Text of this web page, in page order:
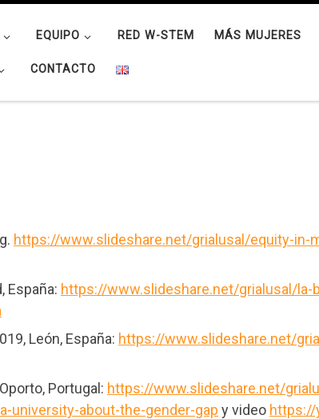
EQUIPO RED W-STEM MÁS MUJERES
CONTACTO
https://www.slideshare.net/grialusal/equity-in-
España: https://www.slideshare.net/grialusal/
León, España: https://www.slideshare.net/
Portugal: https://www.slideshare.net/
university-about-the-gender-gap y video https://